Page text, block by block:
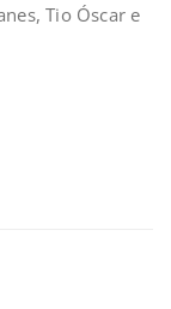
Tio Óscar e